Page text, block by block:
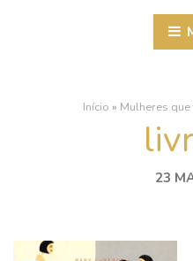
Início » Mulheres
23